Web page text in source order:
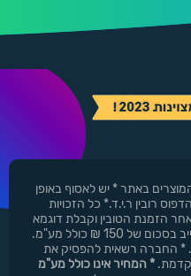
לכל המוצרים באתר * יש לאסוף באופן
רובין ר.י.ד.* כל הזכויות
הזמנת הטובין וקבלת דוגמא
גרפית ( סקיצה ). ביטול ההזמנה יחוייב בסכום של 150 ₪ כולל מע"מ.
* החברה רשאית להפסיק את
* המחיר אינו כולל מע"מ